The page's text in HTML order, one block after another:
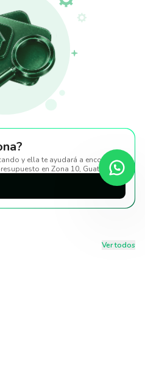
y ella te ayudará a encontrar
en Zona 10, Guatemala.
Ver todos